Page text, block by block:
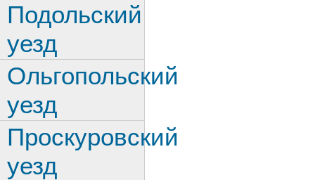
Подольский
уезд
Ольгопольский
уезд
Проскуровский
уезд